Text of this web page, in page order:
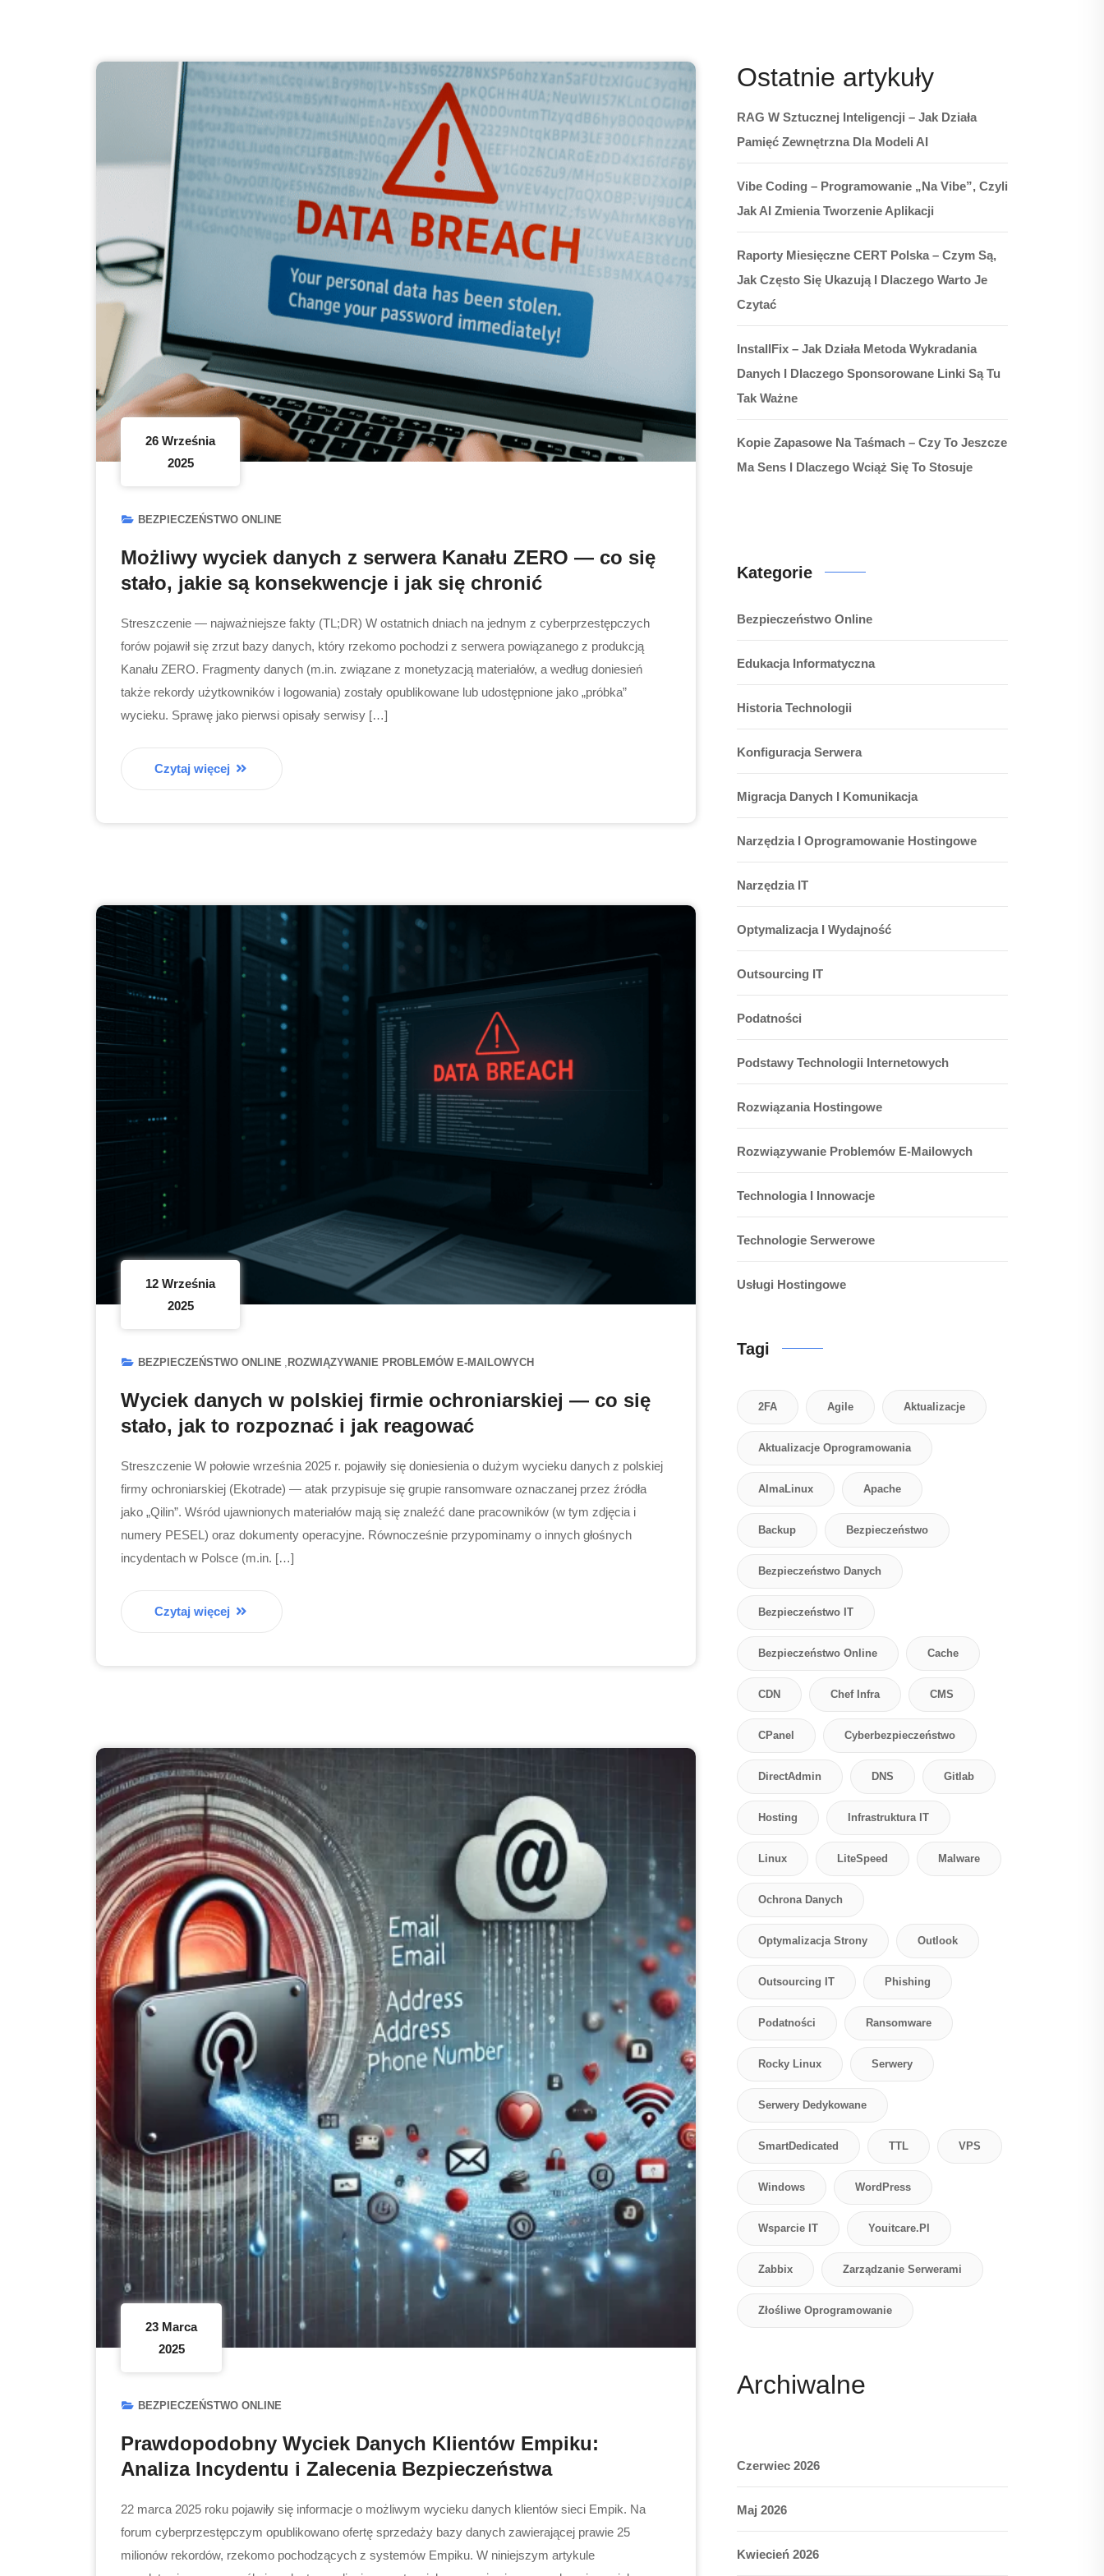
26 Września
2025
BEZPIECZEŃSTWO ONLINE
Możliwy wyciek danych z serwera Kanału ZERO — co się
stało, jakie są konsekwencje i jak się chronić
Streszczenie — najważniejsze fakty (TL;DR) W ostatnich dniach na jednym z cyberprzestępczych
forów pojawił się zrzut bazy danych, który rzekomo pochodzi z serwera powiązanego z produkcją
Kanału ZERO. Fragmenty danych (m.in. związane z monetyzacją materiałów, a według doniesień
także rekordy użytkowników i logowania) zostały opublikowane lub udostępnione jako „próbka”
wycieku. Sprawę jako pierwsi opisały serwisy […]
Czytaj więcej
12 Września
2025
BEZPIECZEŃSTWO ONLINE ROZWIĄZYWANIE PROBLEMÓW E-MAILOWYCH
Wyciek danych w polskiej firmie ochroniarskiej — co się
stało, jak to rozpoznać i jak reagować
Streszczenie W połowie września 2025 r. pojawiły się doniesienia o dużym wycieku danych z polskiej
firmy ochroniarskiej (Ekotrade) — atak przypisuje się grupie ransomware oznaczanej przez źródła
jako „Qilin”. Wśród ujawnionych materiałów mają się znaleźć dane pracowników (w tym zdjęcia i
numery PESEL) oraz dokumenty operacyjne. Równocześnie przypominamy o innych głośnych
incydentach w Polsce (m.in. […]
Czytaj więcej
23 Marca
2025
BEZPIECZEŃSTWO ONLINE
Prawdopodobny Wyciek Danych Klientów Empiku:
Analiza Incydentu i Zalecenia Bezpieczeństwa
22 marca 2025 roku pojawiły się informacje o możliwym wycieku danych klientów sieci Empik. Na
forum cyberprzestępczym opublikowano ofertę sprzedaży bazy danych zawierającej prawie 25
milionów rekordów, rzekomo pochodzących z systemów Empiku. W niniejszym artykule
Ostatnie artykuły
RAG W Sztucznej Inteligencji – Jak Działa
Pamięć Zewnętrzna Dla Modeli AI
Vibe Coding – Programowanie „na Vibe”, Czyli
Jak AI Zmienia Tworzenie Aplikacji
Raporty Miesięczne CERT Polska – Czym Są,
Jak Często Się Ukazują I Dlaczego Warto Je
Czytać
InstallFix – Jak Działa Metoda Wykradania
Danych I Dlaczego Sponsorowane Linki Są Tu
Tak Ważne
Kopie Zapasowe Na Taśmach – Czy To Jeszcze
Ma Sens I Dlaczego Wciąż Się To Stosuje
Kategorie
Bezpieczeństwo Online
Edukacja Informatyczna
Historia Technologii
Konfiguracja Serwera
Migracja Danych I Komunikacja
Narzędzia I Oprogramowanie Hostingowe
Narzędzia IT
Optymalizacja I Wydajność
Outsourcing IT
Podatności
Podstawy Technologii Internetowych
Rozwiązania Hostingowe
Rozwiązywanie Problemów E-Mailowych
Technologia I Innowacje
Technologie Serwerowe
Usługi Hostingowe
Tagi
2FA Agile Aktualizacje
Aktualizacje Oprogramowania
AlmaLinux Apache
Backup Bezpieczeństwo
Bezpieczeństwo Danych
Bezpieczeństwo IT
Bezpieczeństwo Online Cache
CDN Chef Infra CMS
CPanel Cyberbezpieczeństwo
DirectAdmin DNS Gitlab
Hosting Infrastruktura IT
Linux LiteSpeed Malware
Ochrona Danych
Optymalizacja Strony Outlook
Outsourcing IT Phishing
Podatności Ransomware
Rocky Linux Serwery
Serwery Dedykowane
SmartDedicated TTL VPS
Windows WordPress
Wsparcie IT Youitcare.pl
Zabbix Zarządzanie Serwerami
Złośliwe Oprogramowanie
Archiwalne
Czerwiec 2026
Maj 2026
Kwiecień 2026